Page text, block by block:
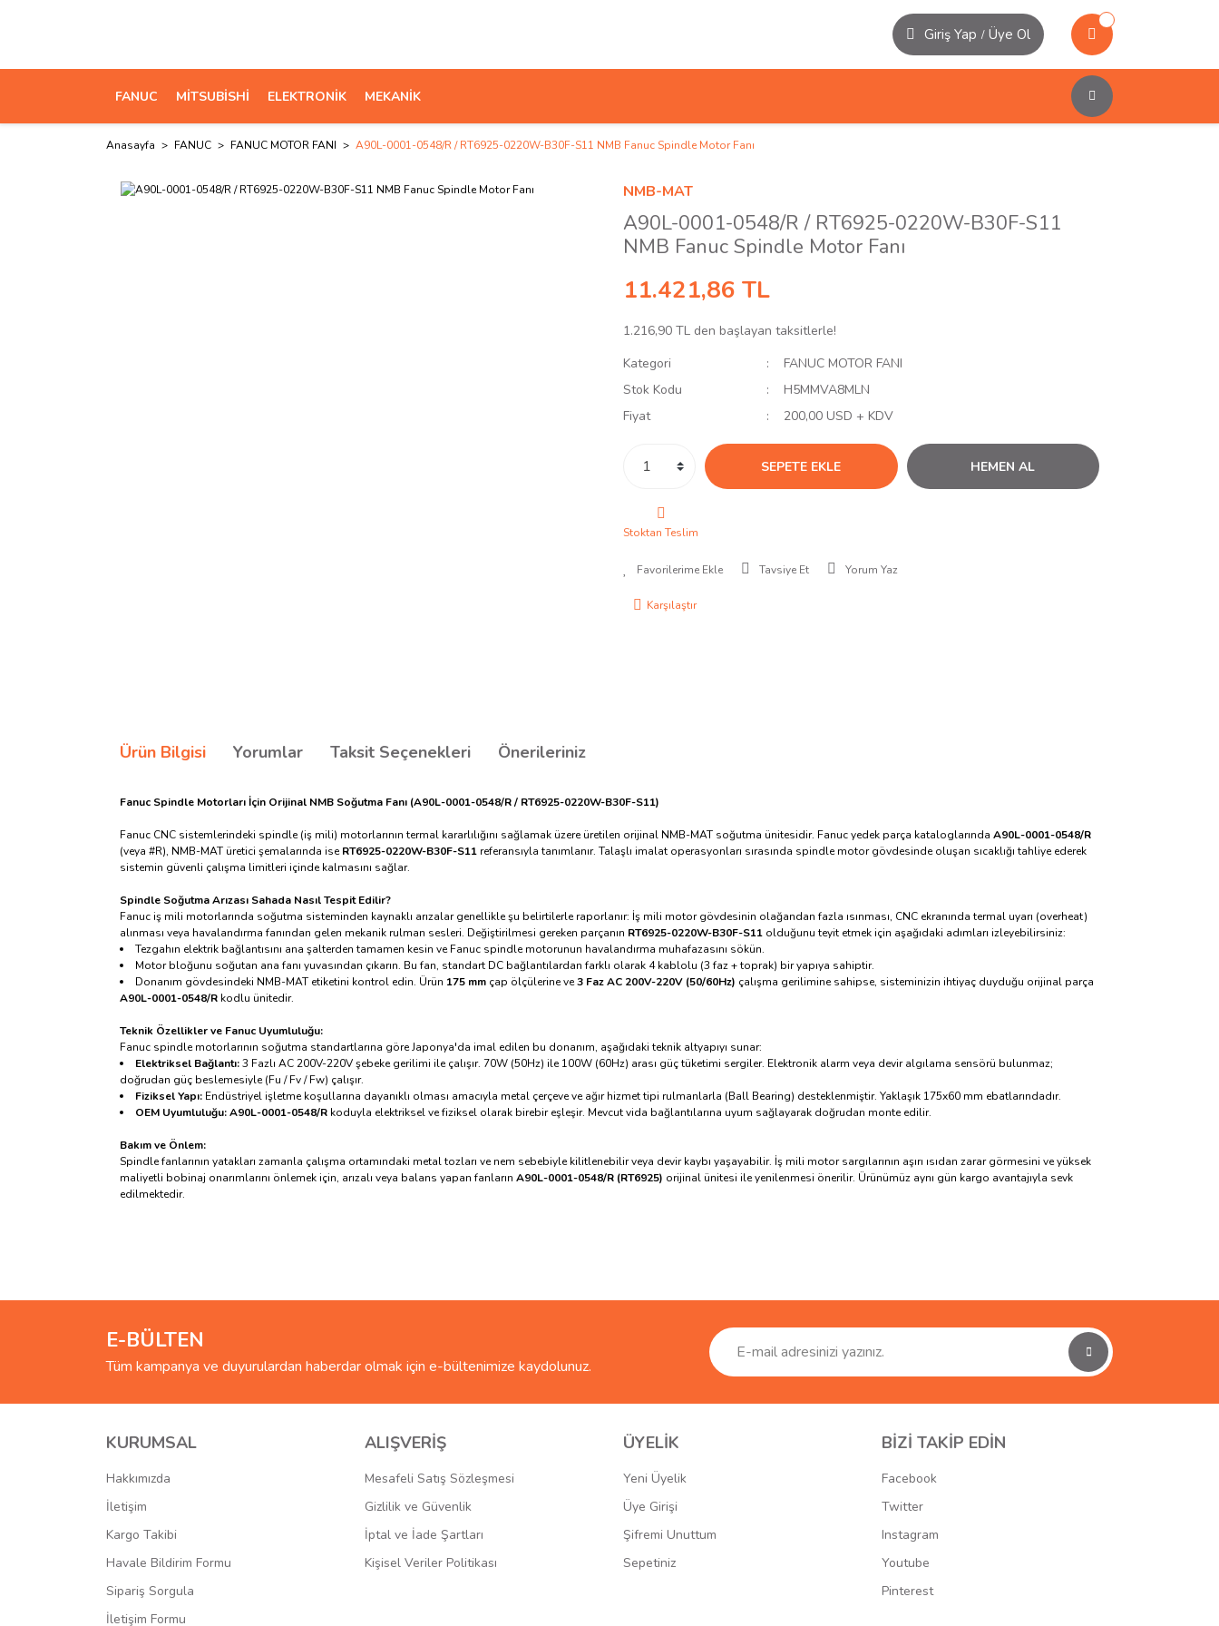
Giriş Yap / Üye Ol
FANUC MİTSUBİSHİ ELEKTRONİK MEKANİK
Anasayfa FANUC FANUC MOTOR FANI A90L-0001-0548/R / RT6925-0220W-B30F-S11 NMB Fanuc Spindle Motor Fanı
NMB-MAT
A90L-0001-0548/R / RT6925-0220W-B30F-S11
NMB Fanuc Spindle Motor Fanı
11.421,86 TL
1.216,90 TL den başlayan taksitlerle!
Kategori
FANUC MOTOR FANI
Stok Kodu
H5MMVA8MLN
Fiyat
200,00 USD + KDV
SEPETE EKLE HEMEN AL
Stoktan Teslim
Tavsiye Et Yorum Yaz
Karşılaştır
Ürün Bilgisi Yorumlar Taksit Seçenekleri Önerileriniz
Fanuc Spindle Motorları İçin Orijinal NMB Soğutma Fanı (A90L-0001-0548/R / RT6925-0220W-B30F-S11)
Fanuc CNC sistemlerindeki spindle (iş mili) motorlarının termal kararlılığını sağlamak üzere üretilen orijinal NMB-MAT soğutma ünitesidir. Fanuc yedek parça kataloglarında A90L-0001-0548/R
(veya #R), NMB-MAT üretici şemalarında iseRT6925-0220W-B30F-S11 referansıyla tanımlanır. Talaşlı imalat operasyonları sırasında spindle motor gövdesinde oluşan sıcaklığı tahliye ederek
sistemin güvenli çalışma limitleri içinde kalmasını sağlar.
Spindle Soğutma Arızası Sahada Nasıl Tespit Edilir?
Fanuc iş mili motorlarında soğutma sisteminden kaynaklı arızalar genellikle şu belirtilerle raporlanır: İş mili motor gövdesinin olağandan fazla ısınması, CNC ekranında termal uyarı (overheat)
alınması veya havalandırma fanından gelen mekanik rulman sesleri. Değiştirilmesi gereken parçanın RT6925-0220W-B30F-S11 olduğunu teyit etmek için aşağıdaki adımları izleyebilirsiniz:
Tezgahın elektrik bağlantısını ana şalterden tamamen kesin ve Fanuc spindle motorunun havalandırma muhafazasını sökün.
Motor bloğunu soğutan ana fanı yuvasından çıkarın. Bu fan, standart DC bağlantılardan farklı olarak 4 kablolu (3 faz + toprak) bir yapıya sahiptir.
Donanım gövdesindeki NMB-MAT etiketini kontrol edin. Ürün 175 mm çap ölçülerine ve3 Faz AC 200V-220V (50/60Hz) çalışma gerilimine sahipse, sisteminizin ihtiyaç duyduğu orijinal parça
A90L-0001-0548/R kodlu ünitedir.
Teknik Özellikler ve Fanuc Uyumluluğu:
Fanuc spindle motorlarının soğutma standartlarına göre Japonya'da imal edilen bu donanım, aşağıdaki teknik altyapıyı sunar:
Elektriksel Bağlantı:3 Fazlı AC 200V-220V şebeke gerilimi ile çalışır. 70W (50Hz) ile 100W (60Hz) arası güç tüketimi sergiler. Elektronik alarm veya devir algılama sensörü bulunmaz;
doğrudan güç beslemesiyle (Fu / Fv / Fw) çalışır.
Fiziksel Yapı: Endüstriyel işletme koşullarına dayanıklı olması amacıyla metal çerçeve ve ağır hizmet tipi rulmanlarla (Ball Bearing) desteklenmiştir. Yaklaşık 175x60 mm ebatlarındadır.
OEM Uyumluluğu:A90L-0001-0548/R koduyla elektriksel ve fiziksel olarak birebir eşleşir. Mevcut vida bağlantılarına uyum sağlayarak doğrudan monte edilir.
Bakım ve Önlem:
Spindle fanlarının yatakları zamanla çalışma ortamındaki metal tozları ve nem sebebiyle kilitlenebilir veya devir kaybı yaşayabilir. İş mili motor sargılarının aşırı ısıdan zarar görmesini ve yüksek
maliyetli bobinaj onarımlarını önlemek için, arızalı veya balans yapan fanların A90L-0001-0548/R (RT6925) orijinal ünitesi ile yenilenmesi önerilir. Ürünümüz aynı gün kargo avantajıyla sevk
edilmektedir.
Ürün resmi kalitesiz, bozuk veya görüntülenemiyor.
Bu ürüne benzer farklı alternatifler olmalı.
E-BÜLTEN
Tüm kampanya ve duyurulardan haberdar olmak için e-bültenimize kaydolunuz.
KURUMSAL
Hakkımızda
İletişim
Kargo Takibi
Havale Bildirim Formu
Sipariş Sorgula
İletişim Formu
ALIŞVERİŞ
Mesafeli Satış Sözleşmesi
Gizlilik ve Güvenlik
İptal ve İade Şartları
Kişisel Veriler Politikası
ÜYELİK
Yeni Üyelik
Üye Girişi
Şifremi Unuttum
Sepetiniz
BİZİ TAKİP EDİN
Facebook
Twitter
Instagram
Youtube
Pinterest